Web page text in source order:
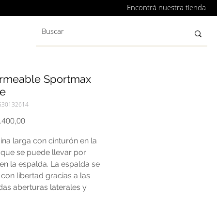
Encontrá nuestra tienda
Sportmax
Precio
larga con cinturón en la
se puede llevar por
la espalda. La espalda se
libertad gracias a las
aberturas laterales y
extraíble. Tejido: 62%